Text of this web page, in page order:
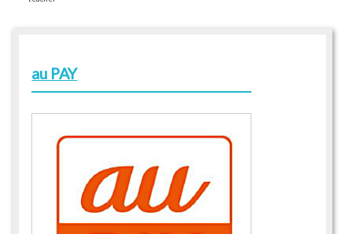
au PAY